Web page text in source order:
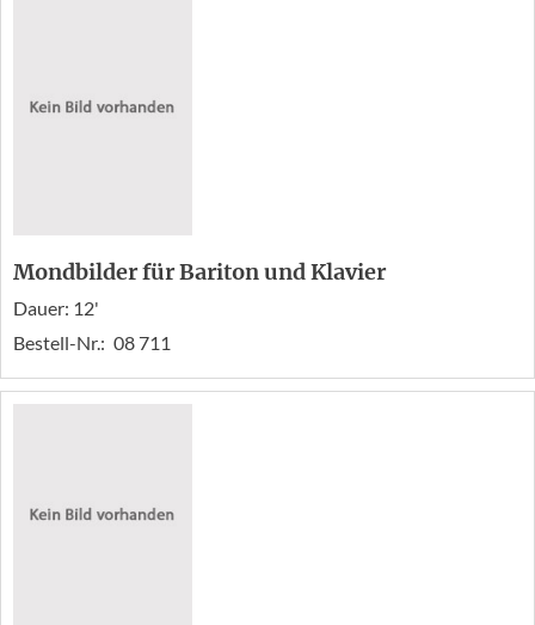
Mondbilder für Bariton und Klavier
Dauer: 12'
Bestell-Nr.: 08 711